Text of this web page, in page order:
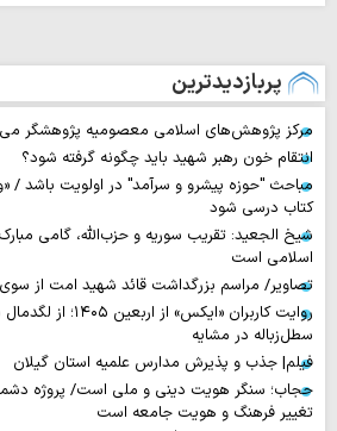
پربازدیدترین
مرکز پژوهش‌های اسلامی معصومیه پژوهشگر
انتقام خون رهبر شهید باید چگونه گرفته شود؟
مباحث "حوزه پیشرو و سرآمد" در اولویت باشد /
کتاب درسی شود
شیخ الجعید: تقریب سوریه و حزب‌الله، گامی
اسلامی است
تصاویر/ مراسم بزرگداشت قائد شهید امت از سوی
روایت‌ کاربران «ایکس»
سطل‌زباله‌ در مشایه
فیلم| جذب و پذیرش مدارس علمیه استان گیلان
حجاب؛ سنگر هویت دینی و ملی است/ پروژه
تغییر فرهنگ و هویت جامعه است